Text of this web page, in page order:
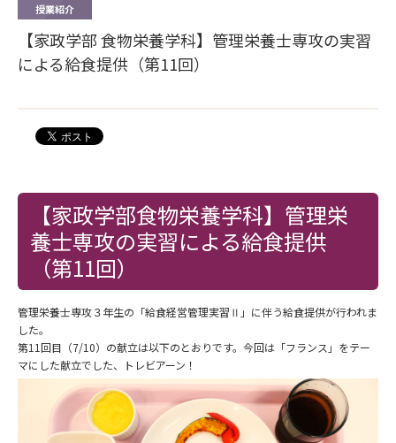
授業紹介
【家政学部 食物栄養学科】管理栄養士専攻の実習
による給食提供（第11回）
【家政学部食物栄養学科】管理栄
養士専攻の実習による給食提供
（第11回）
管理栄養士専攻３年生の「給食経営管理実習Ⅱ」に伴う給食提供が行われま
した。
第11回目（7/10）の献立は以下のとおりです。今回は「フランス」をテー
マにした献立でした、トレビアーン！